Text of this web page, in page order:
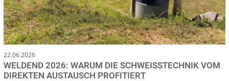
22.06.2026
WELDEND 2026: WARUM DIE SCHWEISSTECHNIK VOM D
IREKTEN AUSTAUSCH PROFITIERT